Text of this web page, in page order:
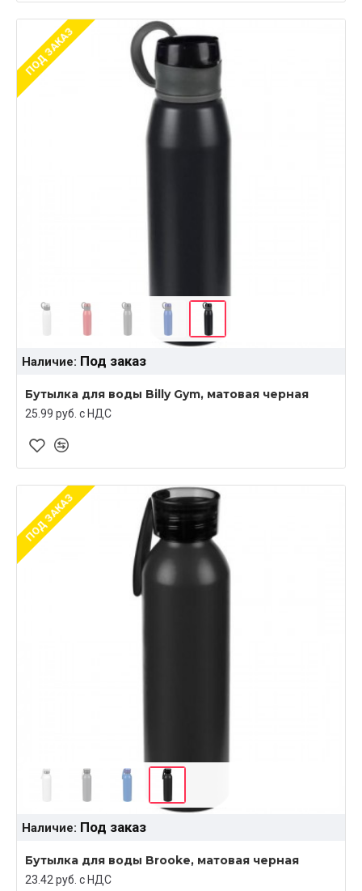
ПОД ЗАКАЗ
Наличие: Под заказ
Бутылка для воды Billy Gym, матовая черная
25.99 руб. c НДС
ПОД ЗАКАЗ
Наличие: Под заказ
Бутылка для воды Brooke, матовая черная
23.42 руб. c НДС